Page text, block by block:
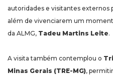
autoridades e visitantes externos
além de vivenciarem um
da ALMG, Tadeu Martins Leite.
A visita também contemplou o
Minas Gerais (TRE-MG),